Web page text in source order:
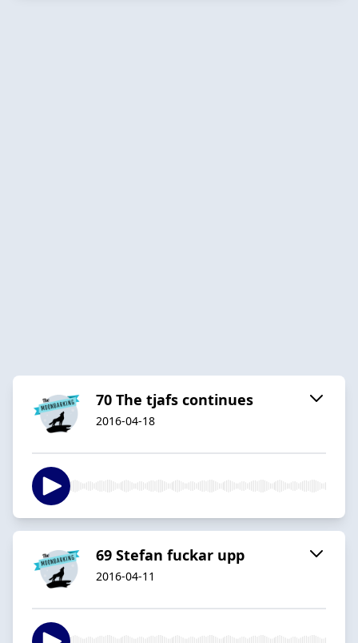
70 The tjafs continues
2016-04-18
69 Stefan fuckar upp
2016-04-11